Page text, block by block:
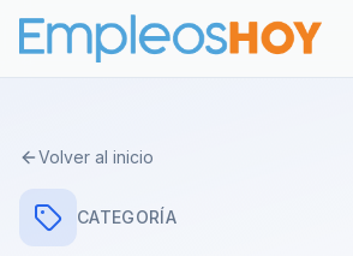
Volver al inicio
CATEGORÍA